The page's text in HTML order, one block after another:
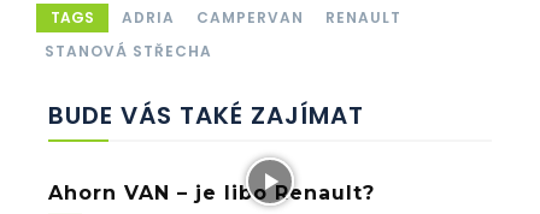
TAGS ADRIA CAMPERVAN
RENAULT
STANOVÁ STŘECHA
BUDE VÁS TAKÉ ZAJÍMAT
Ahorn VAN – je libo Renault?